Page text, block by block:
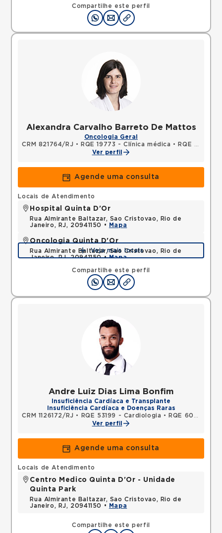
Compartilhe este perfil
Alexandra Carvalho Barreto De Mattos
Oncologia Geral
CRM 821764/RJ • RQE 19773 - Clínica médica •
RQE 19774 - Oncologia clínica
Ver perfil
Agende uma consulta
Compartilhe este perfil
Locais de Atendimento
Hospital Quinta D'Or
Rua Almirante Baltazar, Sao Cristovao, Rio de
Janeiro, RJ, 20941150 •
Mapa
Oncologia Quinta D'Or
Rua Almirante Baltazar, Sao Cristovao, Rio de
Janeiro, RJ, 20941150 •Mapa
Veja mais locais
Andre Luiz Dias Lima Bonfim
Insuficiência Cardíaca e Transplante
Insuficiência Cardíaca e Doenças Raras
CRM 1126172/RJ • RQE 53199 - Cardiologia •
RQE 60996 - Clínica médica
Ver perfil
Agende uma consulta
Compartilhe este perfil
Locais de Atendimento
Centro Medico Quinta D'Or - Unidade
Quinta Park
Rua Almirante Baltazar, Sao Cristovao, Rio de
Janeiro, RJ, 20941150 •
Mapa